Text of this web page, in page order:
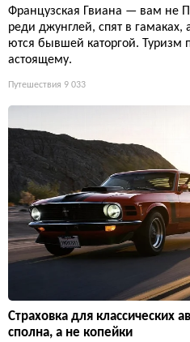
Французская Гвиана — вам не
реди джунглей, спят в гамаках,
ются бывшей каторгой. Туризм
астоящему.
Путешествия 9 033
Страховка для классических
сполна, а не копейки